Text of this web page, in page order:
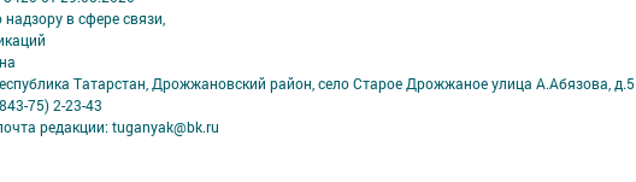
в сфере связи,
Татарстан, Дрожжановский район, село Старое Дрожжаное улица А.Абязова, д.5
75) 2-23-43
редакции: tuganyak@bk.ru